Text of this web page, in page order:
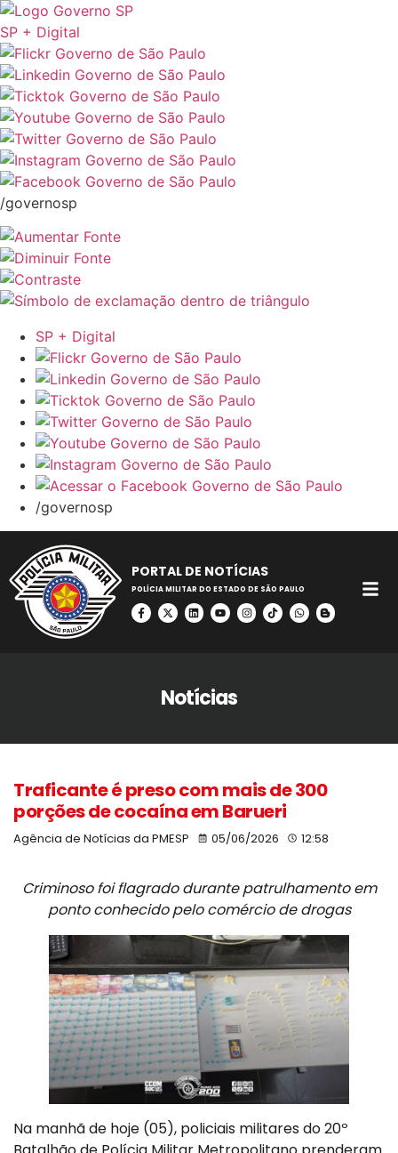
SP + Digital
/governosp
SP + Digital
/governosp
PORTAL DE NOTÍCIAS
POLÍCIA MILITAR DO ESTADO DE SÃO PAULO
Notícias
Traficante é preso com mais de 300
porções de cocaína em Barueri
Agência de Notícias da PMESP 05/06/2026 12:58
Criminoso foi flagrado durante patrulhamento em
ponto conhecido pelo comércio de drogas
Na manhã de hoje (05), policiais militares do 20º